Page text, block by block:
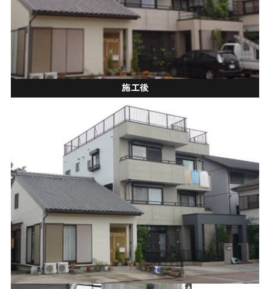
施工後